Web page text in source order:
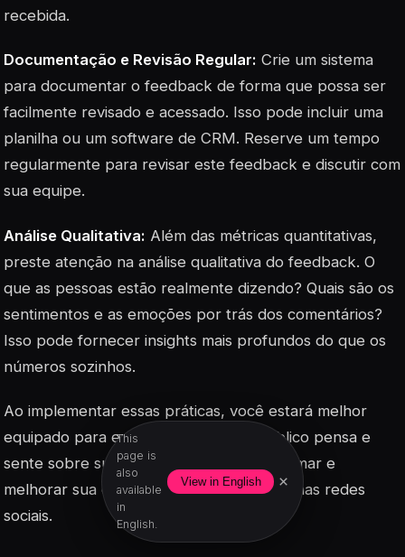
This
page is
also
available
in
English.
View in English ×
recebida.
Documentação e Revisão Regular: Crie um sistema
para documentar o feedback de forma que possa ser
facilmente revisado e acessado. Isso pode incluir uma
planilha ou um software de CRM. Reserve um tempo
regularmente para revisar este feedback e discutir com
sua equipe.
Análise Qualitativa: Além das métricas quantitativas,
preste atenção na análise qualitativa do feedback. O
que as pessoas estão realmente dizendo? Quais são os
sentimentos e as emoções por trás dos comentários?
Isso pode fornecer insights mais profundos do que os
números sozinhos.
Ao implementar essas práticas, você estará melhor
equipado para entender o que seu público pensa e
sente sobre sua marca, o que pode informar e
melhorar sua estratégia de comunicação nas redes
sociais.